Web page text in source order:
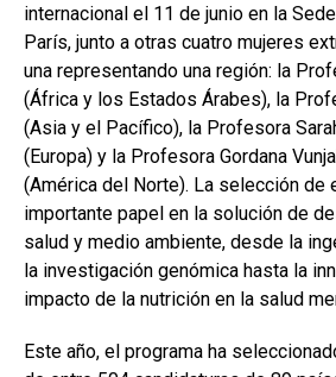
internacional el 11 de junio en la
París, junto a otras cuatro mujeres
una representando una región: la
(África y los Estados Árabes), la
(Asia y el Pacífico), la Profesora
(Europa) y la Profesora Gordana
(América del Norte). La selección de
importante papel en la solución de
salud y medio ambiente, desde la
la investigación genómica hasta la
impacto de la nutrición en la salud
Este año, el programa ha